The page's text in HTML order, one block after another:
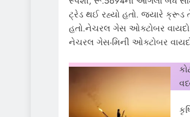
ટ્રેડ થઈ રહ્યો હતો. જ્યારે ક્રૂડ
હતો.નેચરલ ગેસ ઓક્ટોબર
નેચરલ ગેસ-મિની ઓક્ટોબર